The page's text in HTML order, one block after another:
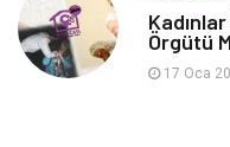
Bebek Giyim Örgütü
17 Oca